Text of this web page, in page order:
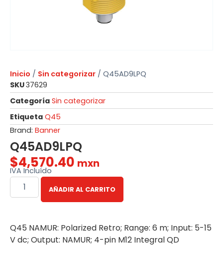
Inicio / Sin categorizar / Q45AD9LPQ
SKU37629
Categoría Sin categorizar
Etiqueta Q45
Brand: Banner
Q45AD9LPQ
$4,570.40 mxn
IVA Incluído
AÑADIR AL CARRITO
Q45 NAMUR: Polarized Retro; Range: 6 m; Input: 5-15
V dc; Output: NAMUR; 4-pin M12 Integral QD